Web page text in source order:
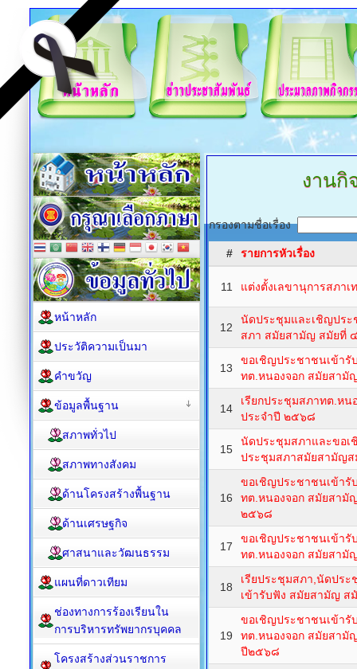
งานกิ
กรองตามชื่อเรื่อง
# รายการหัวเรื่อง
11 แต่งตั้งเลขานุการสภา
12
นัดประชุมและเชิญประ
สภา สมัยสามัญ สมัยที่
13
ขอเชิญประชาชนเข้ารั
ทต.หนองจอก สมัยสา
14
เรียกประชุมสภาทต.ห
ประจำปี ๒๕๖๘
15
นัดประชุมสภาและขอเ
ประชุมสภาสมัยสามัญส
16
ขอเชิญประชาชนเข้ารั
ทต.หนองจอก สมัยสามั
๒๕๖๘
17
ขอเชิญประชาชนเข้ารั
ทต.หนองจอก สมัยสา
18
เรียประชุมสภา,นัดปร
เข้ารับฟัง สมัยสามัญ
19
ขอเชิญประชาชนเข้ารั
ทต.หนองจอก สมัยสามั
ปี๒๕๖๘
หน้าหลัก
ประวัติความเป็นมา
คำขวัญ
ข้อมูลพื้นฐาน
สภาพทั่วไป
สภาพทางสังคม
ด้านโครงสร้างพื้นฐาน
ด้านเศรษฐกิจ
ศาสนาและวัฒนธรรม
แผนที่ดาวเทียม
ช่องทางการร้องเรียนใน
การบริหารทรัพยากรบุคคล
โครงสร้างส่วนราชการ